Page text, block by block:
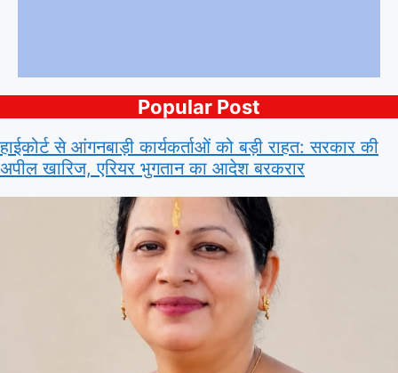
Popular Post
हाईकोर्ट से आंगनबाड़ी कार्यकर्ताओं को बड़ी राहत: सरकार की
अपील खारिज, एरियर भुगतान का आदेश बरकरार